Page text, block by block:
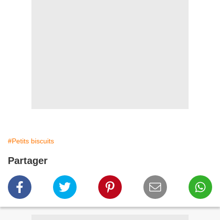
#Petits biscuits
Partager